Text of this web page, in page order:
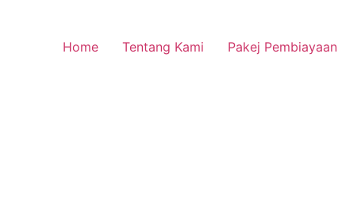
Home Tentang Kami Pakej Pembiayaan